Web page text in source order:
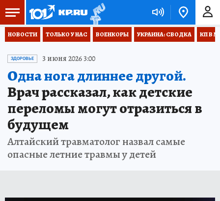
НОВОСТИ ТОЛЬКО У НАС ВОЕНКОРЫ УКРАИНА: СВОДКА КП В
ЗДОРОВЬЕ 3 июня 2026 3:00
Одна нога длиннее другой.
Врач рассказал, как детские
переломы могут отразиться в
будущем
Алтайский травматолог назвал самые
опасные летние травмы у детей